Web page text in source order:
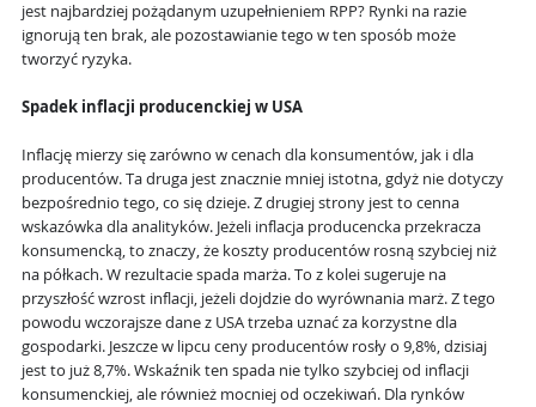
jest najbardziej pożądanym uzupełnieniem RPP? Rynki na razie
ignorują ten brak, ale pozostawianie tego w ten sposób może
tworzyć ryzyka.
Spadek inflacji producenckiej w USA
Inflację mierzy się zarówno w cenach dla konsumentów, jak i dla
producentów. Ta druga jest znacznie mniej istotna, gdyż nie dotyczy
bezpośrednio tego, co się dzieje. Z drugiej strony jest to cenna
wskazówka dla analityków. Jeżeli inflacja producencka przekracza
konsumencką, to znaczy, że koszty producentów rosną szybciej niż
na półkach. W rezultacie spada marża. To z kolei sugeruje na
przyszłość wzrost inflacji, jeżeli dojdzie do wyrównania marż. Z tego
powodu wczorajsze dane z USA trzeba uznać za korzystne dla
gospodarki. Jeszcze w lipcu ceny producentów rosły o 9,8%, dzisiaj
jest to już 8,7%. Wskaźnik ten spada nie tylko szybciej od inflacji
konsumenckiej, ale również mocniej od oczekiwań. Dla rynków